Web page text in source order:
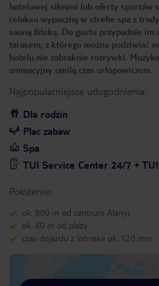
hotelowej siłowni lub oferty sportów
relaksu wypoczną w strefie spa z
sauną fińską. Do gustu przypadnie im
tarasem, z którego można podziwiać
hotelu nie zabraknie rozrywki.
animacyjny umilą czas urlopowiczom.
Najpopularniejsze udogodnienia:
Dla rodzin
Plac zabaw
Spa
TUI Service Center 24/7 +
Położenie:
ok. 800 m od centrum Alanyi
ok. 40 m od plaży
czas dojazdu z lotniska ok. 120 min